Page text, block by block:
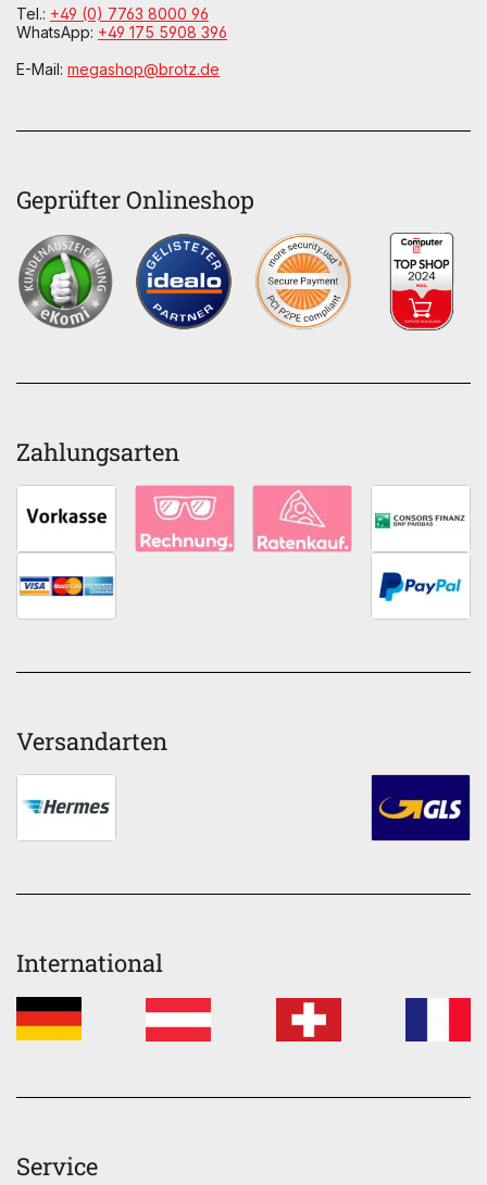
Tel.: +49 (0) 7763 8000 96
WhatsApp: +49 175 5908 396
E-Mail: megashop@brotz.de
Geprüfter Onlineshop
Zahlungsarten
Versandarten
International
Service